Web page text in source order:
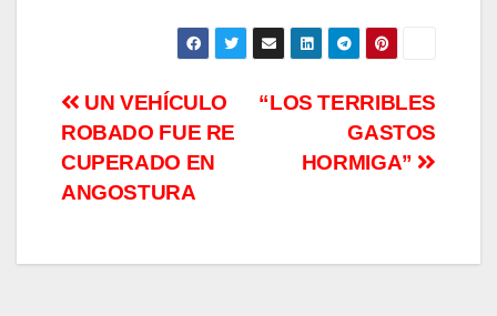
Navegación
de
entradas
“LOS TERRIBLES
GASTOS
HORMIGA”
UN VEHÍCULO
ROBADO FUE RE
CUPERADO EN
ANGOSTURA